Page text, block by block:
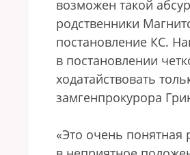
возможен такой
родственники
постановление КС.
в постановлении
ходатайствовать
замгенпрокурора
«Это очень понятная